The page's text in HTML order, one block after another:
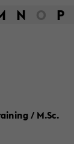
N O P
/ M.Sc.